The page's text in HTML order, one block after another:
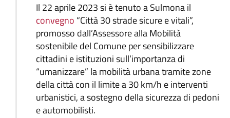
Il 22 aprile 2023 si è tenuto a Sulmona il
convegno “Città 30 strade sicure e vitali”,
promosso dall’Assessore alla Mobilità
sostenibile del Comune per sensibilizzare
cittadini e istituzioni sull’importanza di
“umanizzare” la mobilità urbana tramite zone
della città con il limite a 30 km/h e interventi
urbanistici, a sostegno della sicurezza di pedoni
e automobilisti.